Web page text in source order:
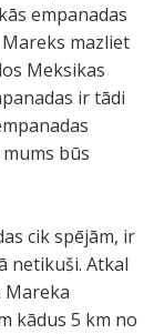
empanadas
mazliet
Meksikas
ir tādi
būs
cik spējām, ir
netikuši. Atkal
Mareka
kādus 5 km no